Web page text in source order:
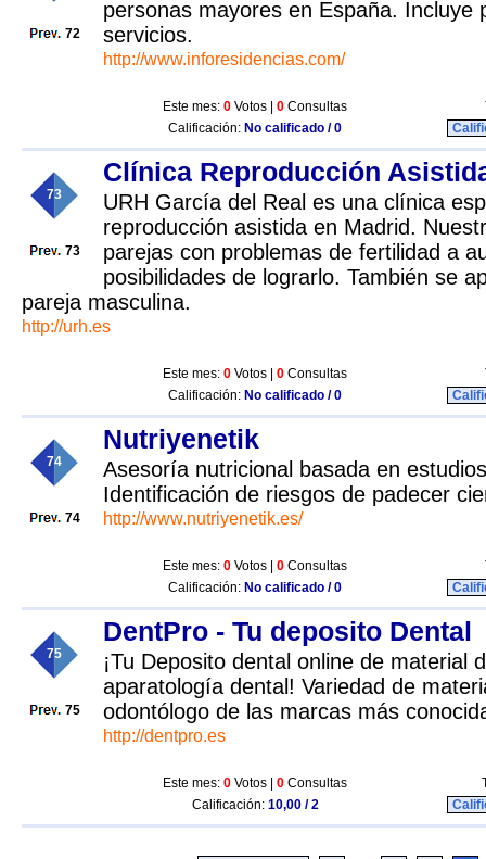
72
personas mayores en España. Incluye
servicios.
http://www.inforesidencias.com/
Este mes: 0 Votos | 0 Consultas
Calificación: No calificado / 0
73
73
Clínica Reproducción
URH García del Real es una clínica
reproducción asistida en Madrid.
parejas con problemas de fertilidad a
posibilidades de lograrlo. También se
pareja masculina.
http://urh.es
Este mes: 0 Votos | 0 Consultas
Calificación: No calificado / 0
74
74
Nutriyenetik
Asesoría nutricional basada en
Identificación de riesgos de padecer
http://www.nutriyenetik.es/
Este mes: 0 Votos | 0 Consultas
Calificación: No calificado / 0
75
75
DentPro - Tu deposito Dental
¡Tu Deposito dental online de material
aparatología dental! Variedad de
odontólogo de las marcas más
http://dentpro.es
Este mes: 0 Votos | 0 Consultas
Calificación: 10,00 / 2